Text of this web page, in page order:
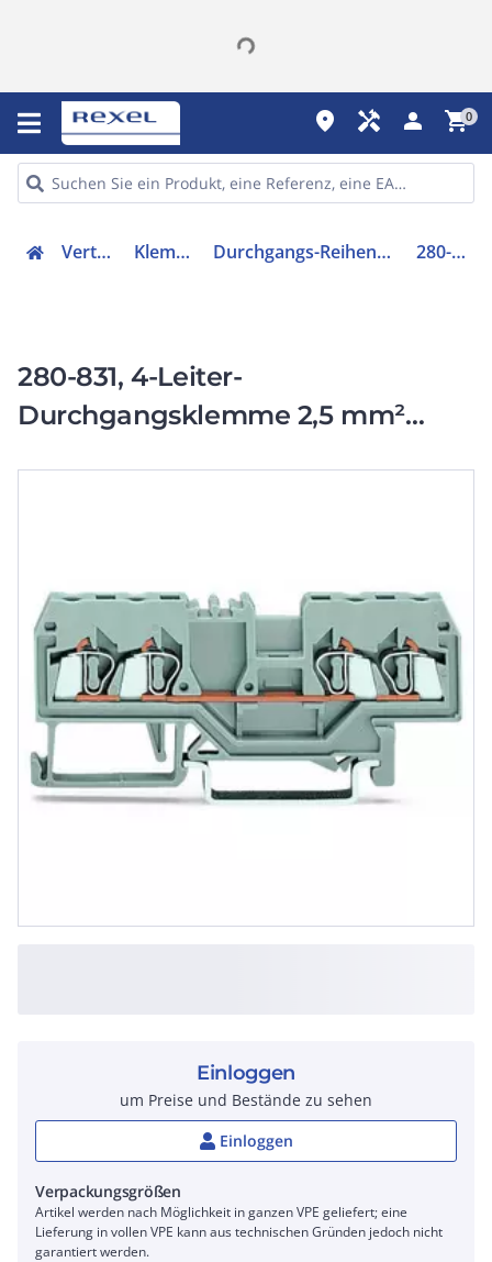
place handyman person shopping_cart0
Verteiler Klemmen Durchgangs-Reihenklemme 280-831
280-831, 4-Leiter-
Durchgangsklemme 2,5 mm²
Einloggen
um Preise und Bestände zu sehen
Einloggen
Verpackungsgrößen
Artikel werden nach Möglichkeit in ganzen VPE geliefert; eine
Lieferung in vollen VPE kann aus technischen Gründen jedoch nicht
garantiert werden.